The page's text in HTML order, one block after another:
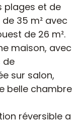
plages et de
35 m² avec
de 26 m².
maison, avec
de
sur salon,
belle chambre
réversible a